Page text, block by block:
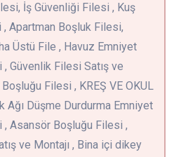
İş Güvenliği Filesi , Kuş
Apartman Boşluk Filesi,
Üstü File , Havuz Emniyet
Güvenlik Filesi Satış ve
Filesi , KREŞ VE OKUL
Ağı Düşme Durdurma Emniyet
, Asansör Boşluğu Filesi ,
ve Montajı , Bina içi dikey